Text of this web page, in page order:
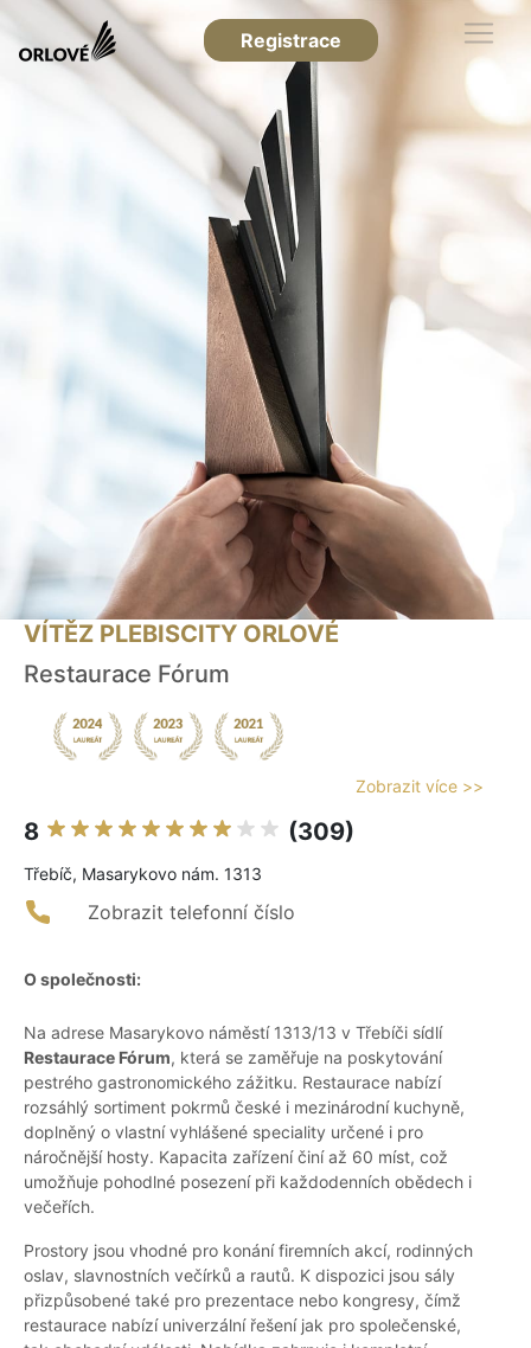
Registrace
VÍTĚZ PLEBISCITY ORLOVÉ
Restaurace Fórum
Zobrazit více >>
8 (309)
Třebíč, Masarykovo nám. 1313
Zobrazit telefonní číslo
O společnosti:
Na adrese Masarykovo náměstí 1313/13 v Třebíči sídlí
Restaurace Fórum, která se zaměřuje na poskytování
pestrého gastronomického zážitku. Restaurace nabízí
rozsáhlý sortiment pokrmů české i mezinárodní kuchyně,
doplněný o vlastní vyhlášené speciality určené i pro
náročnější hosty. Kapacita zařízení činí až 60 míst, což
umožňuje pohodlné posezení při každodenních obědech i
večeřích.
Prostory jsou vhodné pro konání firemních akcí, rodinných
oslav, slavnostních večírků a rautů. K dispozici jsou sály
přizpůsobené také pro prezentace nebo kongresy, čímž
restaurace nabízí univerzální řešení jak pro společenské,